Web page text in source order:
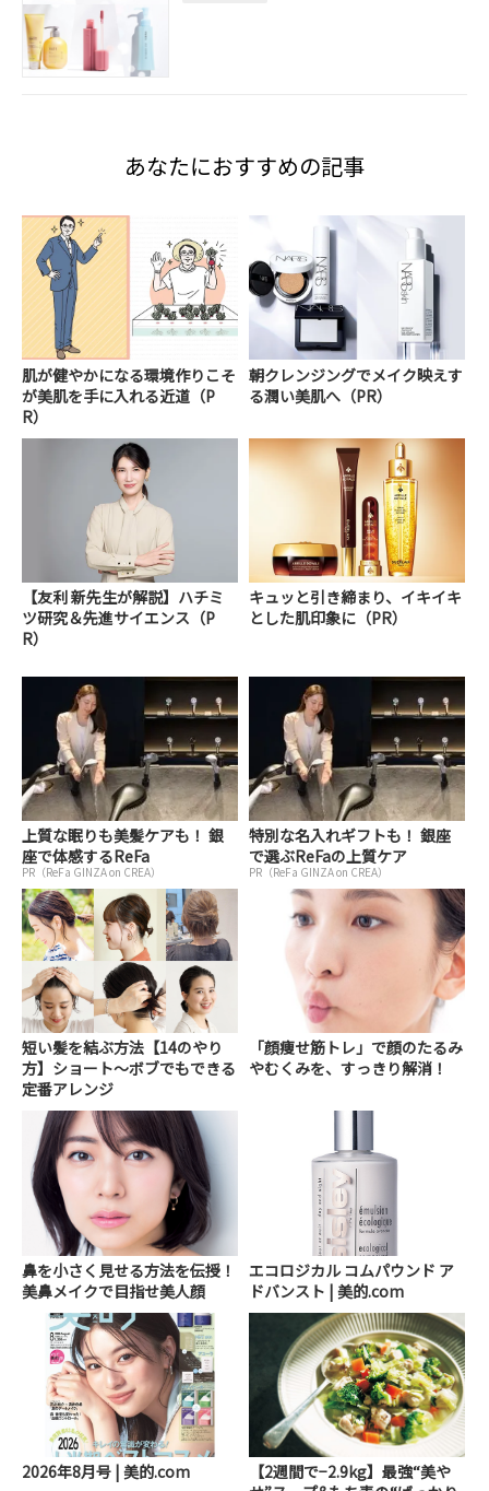
あなたにおすすめの記事
肌が健やかになる環境作りこそ
が美肌を手に入れる近道（P
R）
朝クレンジングでメイク映えす
る潤い美肌へ（PR）
【友利 新先生が解説】ハチミ
ツ研究＆先進サイエンス（P
R）
キュッと引き締まり、イキイキ
とした肌印象に（PR）
上質な眠りも美髪ケアも！ 銀
座で体感するReFa
PR（ReFa GINZA on CREA）
特別な名入れギフトも！ 銀座
で選ぶReFaの上質ケア
PR（ReFa GINZA on CREA）
短い髪を結ぶ方法【14のやり
方】ショート～ボブでもできる
定番アレンジ
「顔痩せ筋トレ」で顔のたるみ
やむくみを、すっきり解消！
鼻を小さく見せる方法を伝授！
美鼻メイクで目指せ美人顔
エコロジカル コムパウンド ア
ドバンスト | 美的.com
2026年8月号 | 美的.com
【2週間で−2.9kg】最強“美や